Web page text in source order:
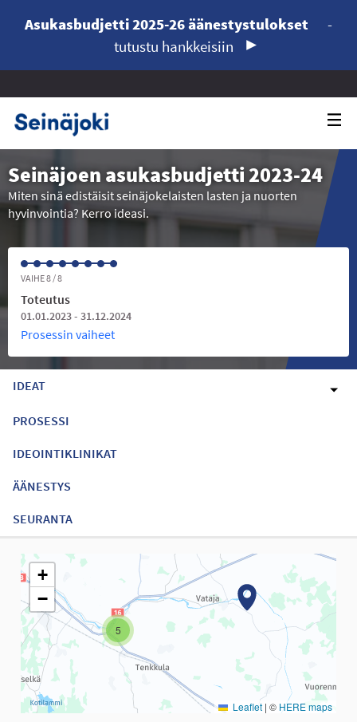
Asukasbudjetti 2025-26 äänestystulokset
-
tutustu hankkeisiin
Seinäjoen asukasbudjetti 2023-24
Miten sinä edistäisit seinäjokelaisten lasten ja nuorten
hyvinvointia? Kerro ideasi.
VAIHE 8 / 8
Toteutus
01.01.2023 - 31.12.2024
Prosessin vaiheet
IDEAT
PROSESSI
IDEOINTIKLINIKAT
ÄÄNESTYS
SEURANTA
Seuraavassa elementissä on kartta, joka esittää tämän sivun
5
+
−
Leaflet | © HERE maps